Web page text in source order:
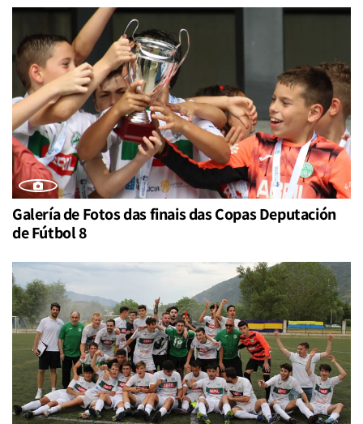
Galería de Fotos das finais das Copas Deputación
de Fútbol 8